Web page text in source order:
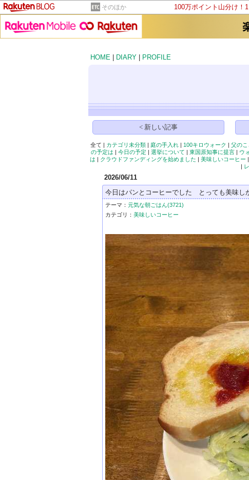
そのほか 100万ポイント山分け！
HOME
DIARY PROFILE
< 新しい記事
全て | カテゴリ未分類| 庭の手入れ| 100キロウォーク | 父のこ
の予定は | 今日の予定 | 選挙について | 東国原知事に提言 | ウ
は | クラウドファンディングを始めました | 美味しいコーヒー |
|
2026/06/11
今日はパンとコーヒーでした とっても美味し
テーマ： 元気な朝ごはん(3721)
カテゴリ： 美味しいコーヒー